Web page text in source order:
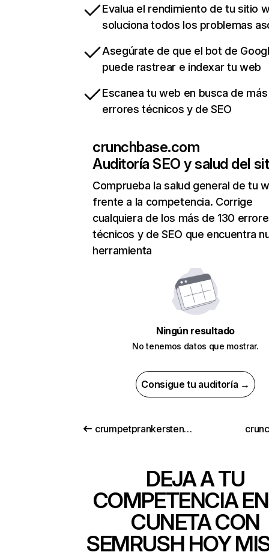
Evalua el rendimiento de tu sitio
soluciona todos los problemas
Asegúrate de que el bot de
puede rastrear e indexar tu web
Escanea tu web en busca de
errores técnicos y de SEO
crunchbase.com
Auditoría SEO y salud del
Comprueba la salud general de tu
frente a la competencia. Corrige
cualquiera de los más de 130
técnicos y de SEO que encuentra
herramienta
Ningún resultado
No tenemos datos que mostrar.
Consigue tu auditoría →
crumpetprankerstench.com
DEJA A TU
COMPETENCIA
CUNETA CON
SEMRUSH HOY